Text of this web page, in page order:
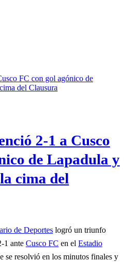
2-1 a Cusco
de Lapadula y
cima del
de Deportes logró un triunfo
1 ante Cusco FC en el Estadio
se resolvió en los minutos finales y